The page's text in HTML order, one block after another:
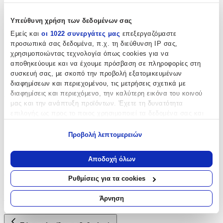
Υπεύθυνη χρήση των δεδομένων σας
Εμείς και οι 1022 συνεργάτες μας επεξεργαζόμαστε
προσωπικά σας δεδομένα, π.χ. τη διεύθυνση IP σας,
χρησιμοποιώντας τεχνολογία όπως cookies για να
αποθηκεύουμε και να έχουμε πρόσβαση σε πληροφορίες στη
συσκευή σας, με σκοπό την προβολή εξατομικευμένων
διαφημίσεων και περιεχομένου, τις μετρήσεις σχετικά με
διαφημίσεις και περιεχόμενο, την καλύτερη εικόνα του κοινού
μας και την ανάπτυξη προϊόντων. Έχετε τη δυνατότητα
Να συλλέξουμε πληροφορίες σχετικά με τη γεωγραφική
σας τοποθεσία, οι οποίες μπορεί να είναι ακριβείς σε
απόσταση μερικών μέτρων
Να αναγνωρίσουμε τη συσκευή σας σαρώνοντας ενεργά
για συγκεκριμένα χαρακτηριστικά (δακτυλικό αποτύπωμα)
Μάθετε περισσότερα σχετικά με τον τρόπο επεξεργασίας των
προσωπικών σας δεδομένων και καθορίστε τις προτιμήσεις σας
Προβολή λεπτομερειών
Αποδοχή όλων
Ρυθμίσεις για τα cookies
Άρνηση
Ηλικία:
12+ Μηνών
Χρώμα:
Μπλε
Υλικό
με Χειρολαβή Γονέα:
Όχι
Αξιολογήσεις
Προς το παρόν δεν υπάρχουν άλλες αξιολογήσεις. Όταν
προστεθούν, θα εμφανιστούν εδώ.